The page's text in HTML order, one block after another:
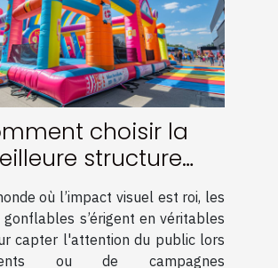
choisir la
structure
pour maximiser
votre visibilité
où l’impact visuel est roi, les
s’érigent en véritables
capter l'attention du public lors
ou de campagnes